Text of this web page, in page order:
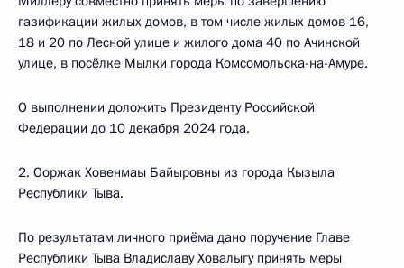
газификации жилых домов, в том числе жилых домов 16,
18 и 20 по Лесной улице и жилого дома 40 по Ачинской
улице, в посёлке Мылки города Комсомольска-на-Амуре.
О выполнении доложить Президенту Российской
Федерации до 10 декабря 2024 года.
2. Ооржак Ховенмаы Байыровны из города Кызыла
Республики Тыва.
По результатам личного приёма дано поручение Главе
Республики Тыва Владиславу Ховалыгу принять меры